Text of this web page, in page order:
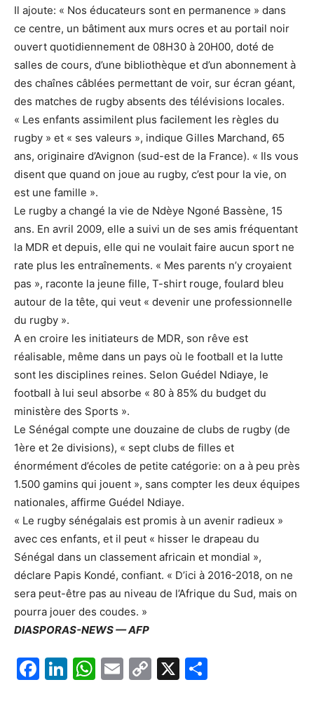
Il ajoute: « Nos éducateurs sont en permanence » dans
ce centre, un bâtiment aux murs ocres et au portail noir
ouvert quotidiennement de 08H30 à 20H00, doté de
salles de cours, d’une bibliothèque et d’un abonnement à
des chaînes câblées permettant de voir, sur écran géant,
des matches de rugby absents des télévisions locales.
« Les enfants assimilent plus facilement les règles du
rugby » et « ses valeurs », indique Gilles Marchand, 65
ans, originaire d’Avignon (sud-est de la France). « Ils vous
disent que quand on joue au rugby, c’est pour la vie, on
est une famille ».
Le rugby a changé la vie de Ndèye Ngoné Bassène, 15
ans. En avril 2009, elle a suivi un de ses amis fréquentant
la MDR et depuis, elle qui ne voulait faire aucun sport ne
rate plus les entraînements. « Mes parents n’y croyaient
pas », raconte la jeune fille, T-shirt rouge, foulard bleu
autour de la tête, qui veut « devenir une professionnelle
du rugby ».
A en croire les initiateurs de MDR, son rêve est
réalisable, même dans un pays où le football et la lutte
sont les disciplines reines. Selon Guédel Ndiaye, le
football à lui seul absorbe « 80 à 85% du budget du
ministère des Sports ».
Le Sénégal compte une douzaine de clubs de rugby (de
1ère et 2e divisions), « sept clubs de filles et
énormément d’écoles de petite catégorie: on a à peu près
1.500 gamins qui jouent », sans compter les deux équipes
nationales, affirme Guédel Ndiaye.
« Le rugby sénégalais est promis à un avenir radieux »
avec ces enfants, et il peut « hisser le drapeau du
Sénégal dans un classement africain et mondial »,
déclare Papis Kondé, confiant. « D’ici à 2016-2018, on ne
sera peut-être pas au niveau de l’Afrique du Sud, mais on
pourra jouer des coudes. »
DIASPORAS-NEWS — AFP
F
Li W E
C
X